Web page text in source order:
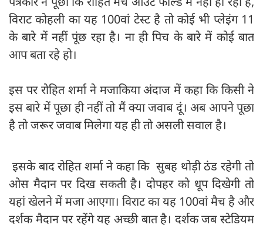
विराट कोहली का यह 100वां टेस्ट है तो कोई भी प्लेइंग 11
के बारे में नहीं पूंछ रहा है। ना ही पिच के बारे में कोई बात
आप बता रहे हो।
इस पर रोहित शर्मा ने मजाकिया अंदाज में कहा कि किसी ने
इस बारे में पूछा ही नहीं तो मैं क्या जवाब दूं। अब आपने पूछा
है तो जरूर जवाब मिलेगा यह ही तो असली सवाल है।
इसके बाद रोहित शर्मा ने कहा कि सुबह थोड़ी ठंड रहेगी तो
ओस मैदान पर दिख सकती है। दोपहर को धूप दिखेगी तो
यहां खेलने में मजा आएगा। विराट का यह 100वां मैच है और
दर्शक मैदान पर रहेंगे यह अच्छी बात है। दर्शक जब स्टेडियम